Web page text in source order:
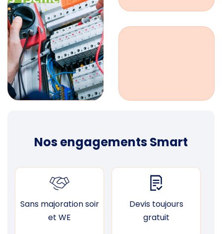
Nos engagements Smart
Sans majoration soir
et WE
Devis toujours
gratuit